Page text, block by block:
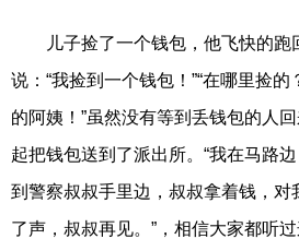
儿子捡了一个钱包，他飞快的跑
说：“我捡到一个钱包！”“在哪里捡
的阿姨！”虽然没有等到丢钱包的人
起把钱包送到了派出所。“我在马路
到警察叔叔手里边，叔叔拿着钱，对
了声，叔叔再见。”，相信大家都听